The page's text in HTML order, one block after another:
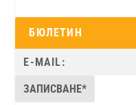
БЮЛЕТИН